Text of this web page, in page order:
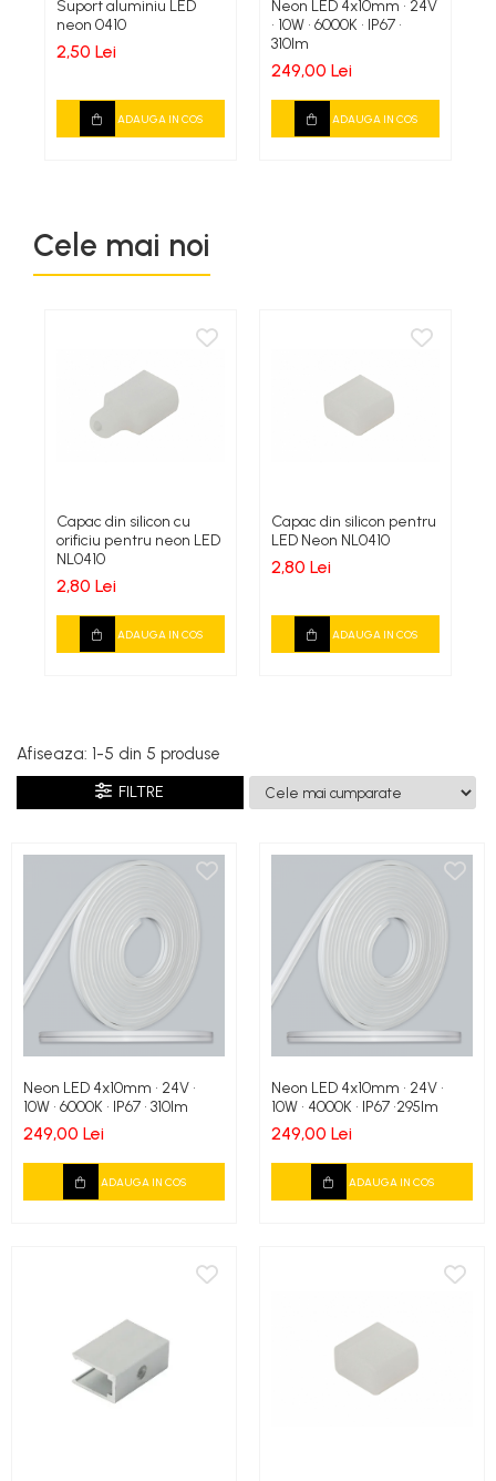
Comutatoare / Detectoare PIR
Senzori de miscare
Suport aluminiu LED
neon 0410
2,50 Lei
ADAUGA IN COS
Neon LED 4x10mm • 24V
• 10W • 6000K • IP67 •
310lm
249,00 Lei
ADAUGA IN COS
Cele mai noi
Capac din silicon cu
orificiu pentru neon LED
NL0410
2,80 Lei
ADAUGA IN COS
Capac din silicon pentru
LED Neon NL0410
2,80 Lei
ADAUGA IN COS
Afiseaza: 1-5 din 5 produse
FILTRE
Neon LED 4x10mm • 24V •
10W • 6000K • IP67 • 310lm
249,00 Lei
ADAUGA IN COS
Neon LED 4x10mm • 24V •
10W • 4000K • IP67 •295lm
249,00 Lei
ADAUGA IN COS